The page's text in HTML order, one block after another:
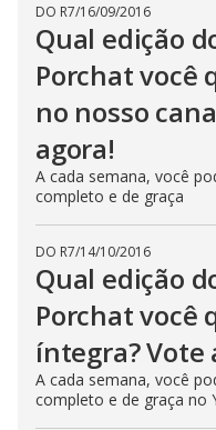
DO R7/16/09/2016
Qual edição
Porchat você
no nosso
agora!
A cada semana, você
completo e de graça
DO R7/14/10/2016
Qual edição
Porchat você
íntegra? Vote
A cada semana, você
completo e de graça no